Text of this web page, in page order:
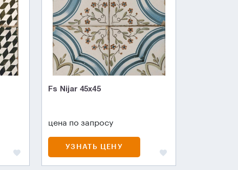
Fs Nijar 45х45
цена по запросу
УЗНАТЬ ЦЕНУ